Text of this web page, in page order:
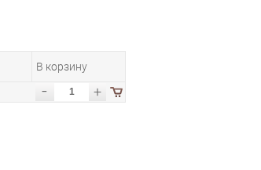
В корзину
- +